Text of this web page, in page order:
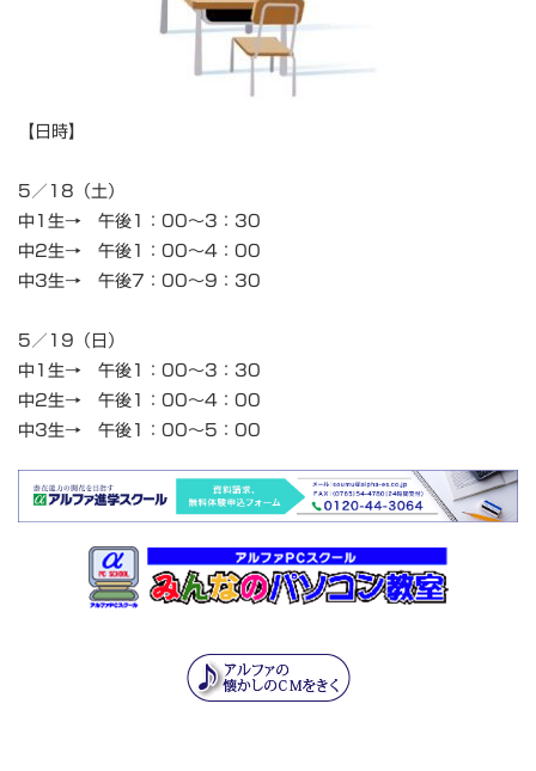
【日時】
5／18（土）
中1生→ 午後1：00～3：30
中2生→ 午後1：00～4：00
中3生→ 午後7：00～9：30
5／19（日）
中1生→ 午後1：00～3：30
中2生→ 午後1：00～4：00
中3生→ 午後1：00～5：00